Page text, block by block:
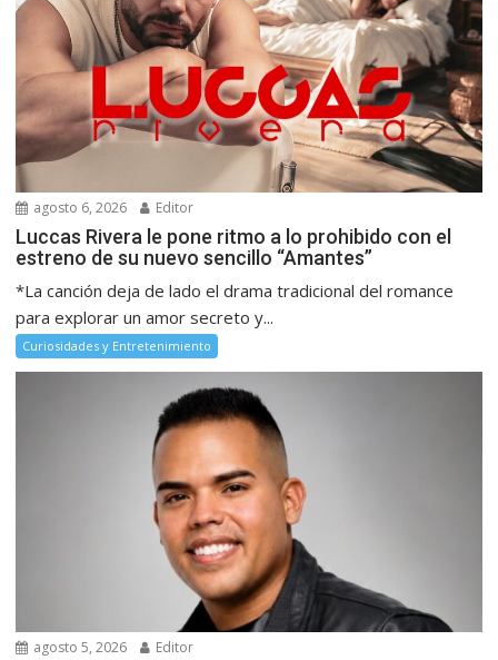
agosto 6, 2026 Editor
Luccas Rivera le pone ritmo a lo prohibido con el
estreno de su nuevo sencillo “Amantes”
*La canción deja de lado el drama tradicional del romance
para explorar un amor secreto y...
Curiosidades y Entretenimiento
agosto 5, 2026 Editor